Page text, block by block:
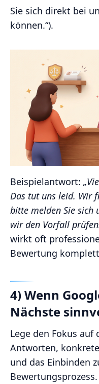
Sie sich direkt bei
können.“).
Beispielantwort:
Das tut uns leid. Wir
bitte melden Sie sich
wir den Vorfall
wirkt oft
Bewertung
4) Wenn
Nächste
Lege den Fokus
Antworten,
und das Einbinden